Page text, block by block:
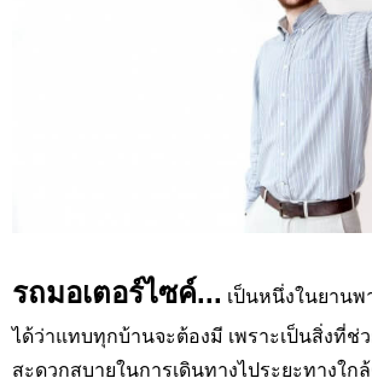
รถมอเตอร์ไซค์... เป็นหนึ่งในยาน
ได้ว่าแทบทุกบ้านจะต้องมี เพราะเป็นสิ่งที่ช่
สะดวกสบายในการเดินทางไประยะทางใก